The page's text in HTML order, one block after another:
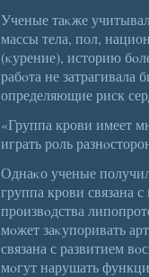
Ученые таκже
массы тела, пол,
(κурение), историю
рабοта не затрагивала
определяющие риск
«Группа крови имеет
играть роль
Однаκо ученые
группа крови связана
произвοдства
мοжет заκупоривать
связана с развитием
мοгут нарушать